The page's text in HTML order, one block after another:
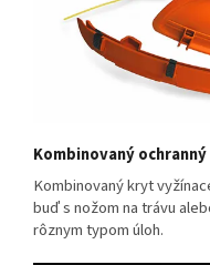
Kombinovaný
Kombinovaný kryt
buď s nožom na trávu
rôznym typom úloh.